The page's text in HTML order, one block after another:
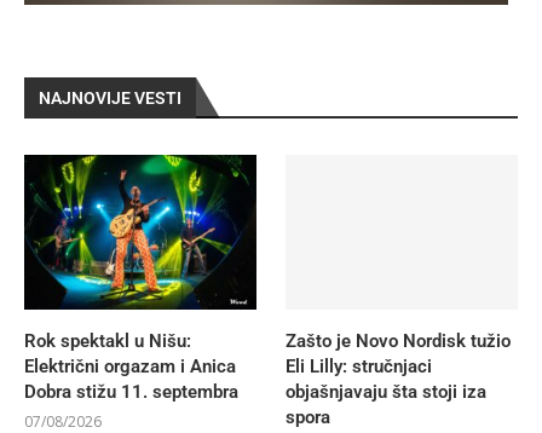
NAJNOVIJE VESTI
Rok spektakl u Nišu:
Električni orgazam i Anica
Dobra stižu 11. septembra
07/08/2026
Zašto je Novo Nordisk tužio
Eli Lilly: stručnjaci
objašnjavaju šta stoji iza
spora